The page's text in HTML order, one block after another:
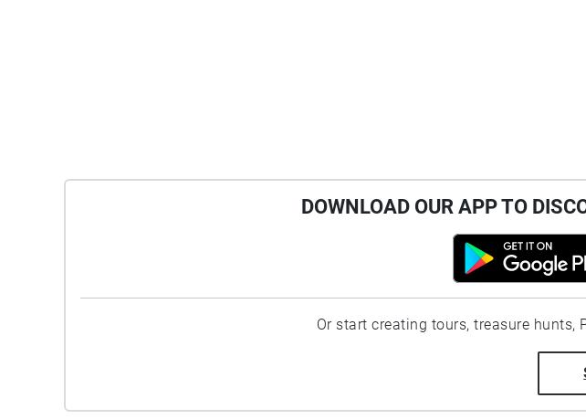
DOWNLOAD OUR APP TO
Or start creating tours, treasure